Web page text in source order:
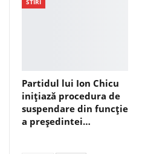
STIRI
Partidul lui Ion Chicu
inițiază procedura de
suspendare din funcție
a președintei…